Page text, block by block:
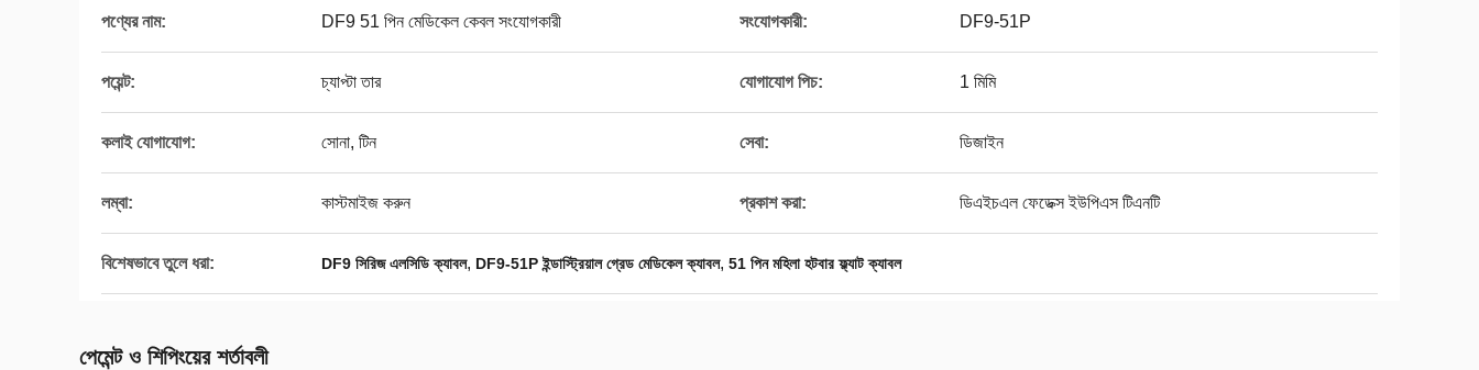
পণ্যের নাম: DF9 51 পিন মেডিকেল কেবল সংযোগকারী সংযোগকারী: DF9-51P
পয়েন্ট: চ্যাপ্টা তার যোগাযোগ পিচ: 1 মিমি
কলাই যোগাযোগ: সোনা, টিন সেবা: ডিজাইন
লম্বা: কাস্টমাইজ করুন প্রকাশ করা: ডিএইচএল ফেডেক্স ইউপিএস টিএনটি
বিশেষভাবে তুলে ধরা: DF9 সিরিজ এলসিডি ক্যাবল, DF9-51P ইন্ডাস্ট্রিয়াল গ্রেড মেডিকেল ক্যাবল, 51 পিন মহিলা হটবার ফ্ল্যাট ক্যাবল
পেমেন্ট ও শিপিংয়ের শর্তাবলী